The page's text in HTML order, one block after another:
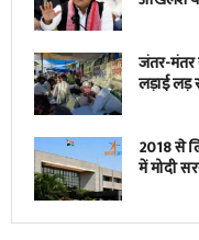
जंतर-मंतर
लड़ाई लड़
2018 से
में मोदी